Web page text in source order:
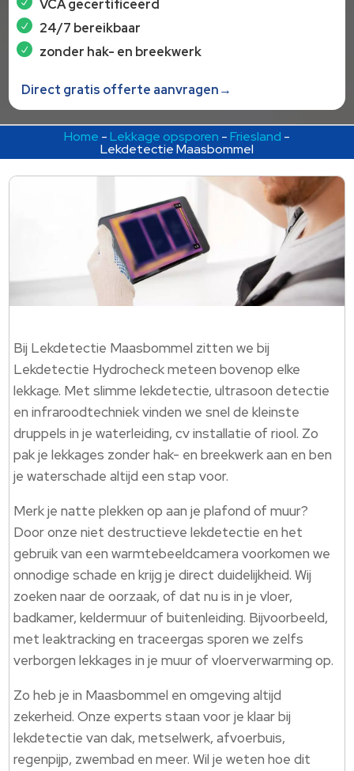
VCA gecertificeerd
24/7 bereikbaar
zonder hak- en breekwerk
Direct gratis offerte aanvragen→
Home -Lekkage opsporen -Friesland -
Lekdetectie Maasbommel
Bij Lekdetectie Maasbommel zitten we bij
Lekdetectie Hydrocheck meteen bovenop elke
lekkage. Met slimme lekdetectie, ultrasoon detectie
en infraroodtechniek vinden we snel de kleinste
druppels in je waterleiding, cv installatie of riool. Zo
pak je lekkages zonder hak- en breekwerk aan en ben
je waterschade altijd een stap voor.
Merk je natte plekken op aan je plafond of muur?
Door onze niet destructieve lekdetectie en het
gebruik van een warmtebeeldcamera voorkomen we
onnodige schade en krijg je direct duidelijkheid. Wij
zoeken naar de oorzaak, of dat nu is in je vloer,
badkamer, keldermuur of buitenleiding. Bijvoorbeeld,
met leaktracking en traceergas sporen we zelfs
verborgen lekkages in je muur of vloerverwarming op.
Zo heb je in Maasbommel en omgeving altijd
zekerheid. Onze experts staan voor je klaar bij
lekdetectie van dak, metselwerk, afvoerbuis,
regenpijp, zwembad en meer. Wil je weten hoe dit